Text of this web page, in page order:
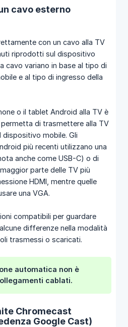
cavo esterno
con un cavo alla TV
riprodotti sul dispositivo
cavo variano in base al tipo di
e al tipo di ingresso della
o il tablet Android alla TV è
di trasmettere alla TV
mobile. Gli
più recenti utilizzano una
anche come USB-C) o di
parte delle TV più
HDMI, mentre quelle
una VGA.
compatibili per guardare
differenze nella modalità
trasmessi o scaricati.
automatica non è
cablati.
Chromecast
Google Cast)